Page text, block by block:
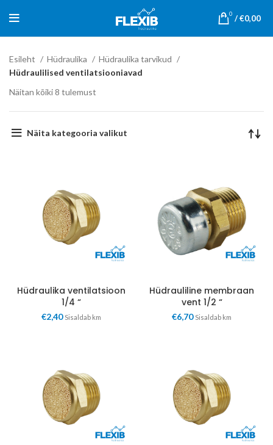
0 /€0,00
Esileht Hüdraulika
Hüdraulika tarvikud
Hüdraulilised ventilatsiooniavad
Näitan kõiki 8 tulemust
Näita kategooria valikut
Hüdraulika ventilatsioon
1/4 “
€2,40 Sisaldab km
Hüdrauliline membraan
vent 1/2 “
€6,70 Sisaldab km